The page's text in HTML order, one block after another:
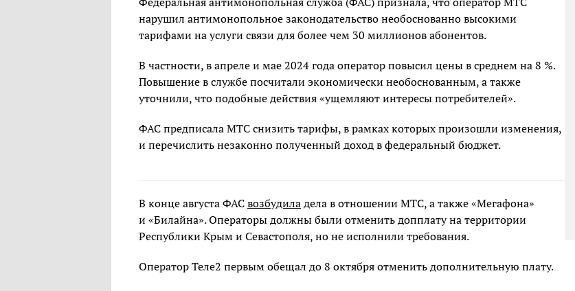
нарушил антимонопольное законодательство необоснованно высокими
тарифами на услуги связи для более чем 30 миллионов абонентов.
В частности, в апреле и мае 2024 года оператор повысил цены в среднем на 8 %.
Повышение в службе посчитали экономически необоснованным, а также
уточнили, что подобные действия «ущемляют интересы потребителей».
ФАС предписала МТС снизить тарифы, в рамках которых произошли изменения,
и перечислить незаконно полученный доход в федеральный бюджет.
В конце августа ФАСвозбудиладела в отношении МТС, а также «Мегафона»
и «Билайна». Операторы должны были отменить допплату на территории
Республики Крым и Севастополя, но не исполнили требования.
Оператор Теле2 первым обещал до 8 октября отменить дополнительную плату.